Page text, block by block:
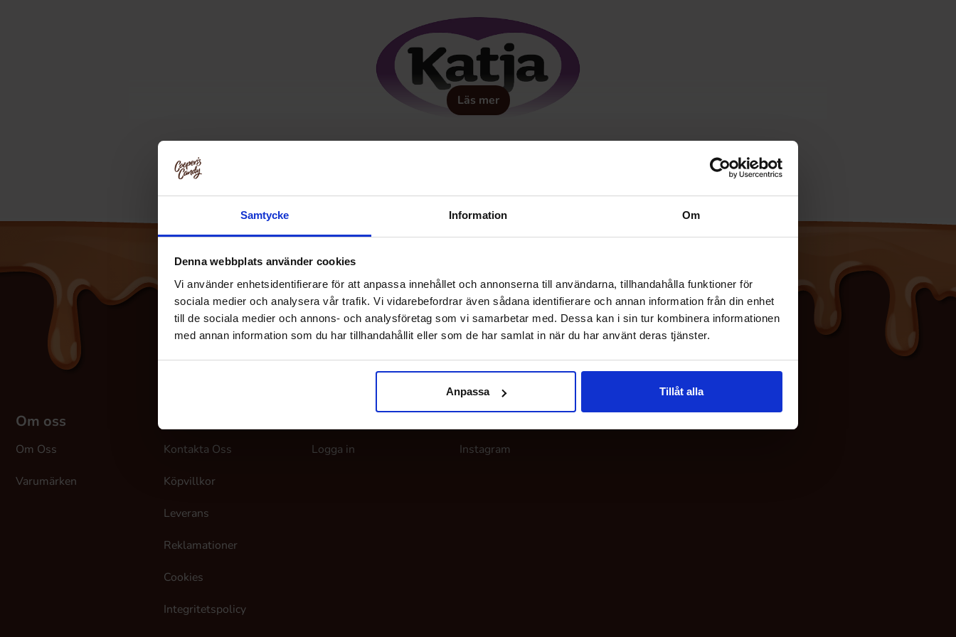
Samtycke Information Om
Denna webbplats använder cookies
Vi använder enhetsidentifierare för att anpassa innehållet och annonserna till användarna, tillhandahålla funktioner för
sociala medier och analysera vår trafik. Vi vidarebefordrar även sådana identifierare och annan information från din enhet
till de sociala medier och annons- och analysföretag som vi samarbetar med. Dessa kan i sin tur kombinera informationen
med annan information som du har tillhandahållit eller som de har samlat in när du har använt deras tjänster.
Anpassa Tillåt alla
Läs mer
Om oss
Om Oss
Varumärken
Kontakta Oss
Köpvillkor
Leverans
Reklamationer
Cookies
Integritetspolicy
Logga in Instagram